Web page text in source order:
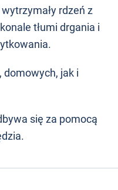
rdzeń z
tłumi drgania i
jak i
się za pomocą